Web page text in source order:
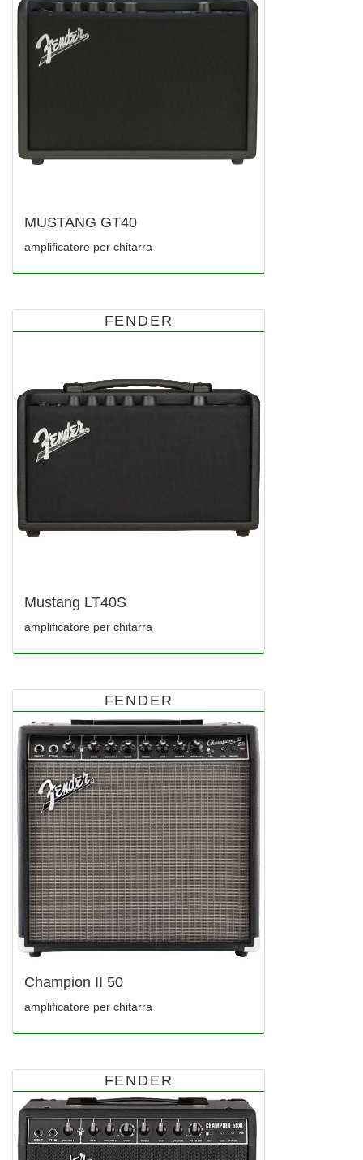
MUSTANG GT40
amplificatore per chitarra
FENDER
Mustang LT40S
amplificatore per chitarra
FENDER
Champion II 50
amplificatore per chitarra
FENDER